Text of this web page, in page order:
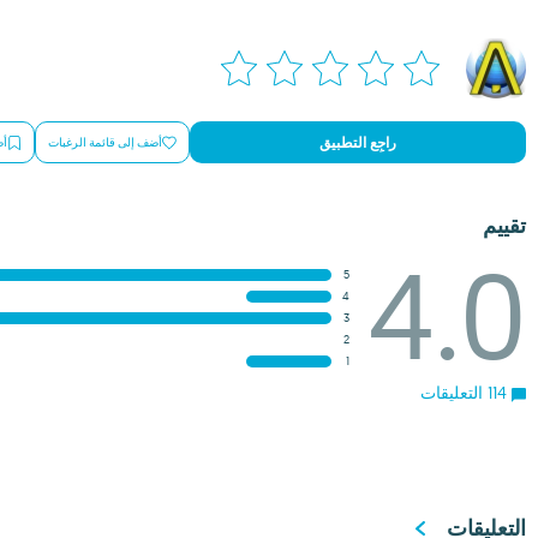
راجِع التطبيق أضف إلى قائمة الرغبات
تقييم
4.0
5
4
3
2
1
التعليقات